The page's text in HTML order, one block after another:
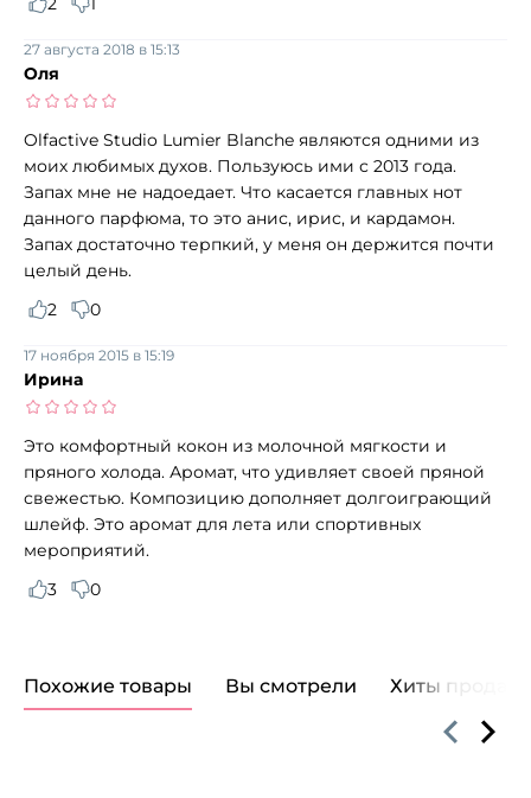
Оля
27 августа 2018 в 15:13
Olfactive Studio Lumier Blanche являются одними из
моих любимых духов. Пользуюсь ими с 2013 года.
Запах мне не надоедает. Что касается главных нот
данного парфюма, то это анис, ирис, и кардамон.
Запах достаточно терпкий, у меня он держится почти
целый день.
2
0
Ирина
17 ноября 2015 в 15:19
Это комфортный кокон из молочной мягкости и
пряного холода. Аромат, что удивляет своей пряной
свежестью. Композицию дополняет долгоиграющий
шлейф. Это аромат для лета или спортивных
мероприятий.
3
0
Похожие товары Вы смотрели Хиты продаж